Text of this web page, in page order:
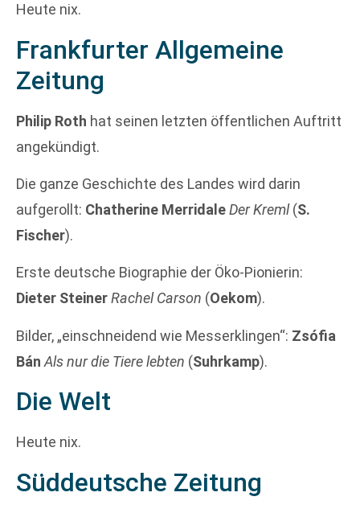
Heute nix.
Frankfurter Allgemeine
Zeitung
Philip Roth hat seinen letzten öffentlichen Auftritt
angekündigt.
Die ganze Geschichte des Landes wird darin
aufgerollt: Chatherine MerridaleDer Kreml(S.
Fischer).
Erste deutsche Biographie der Öko-Pionierin:
Dieter SteinerRachel Carson (Oekom).
Bilder, „einschneidend wie Messerklingen“: Zsófia
Bán Als nur die Tiere lebten (Suhrkamp).
Die Welt
Heute nix.
Süddeutsche Zeitung